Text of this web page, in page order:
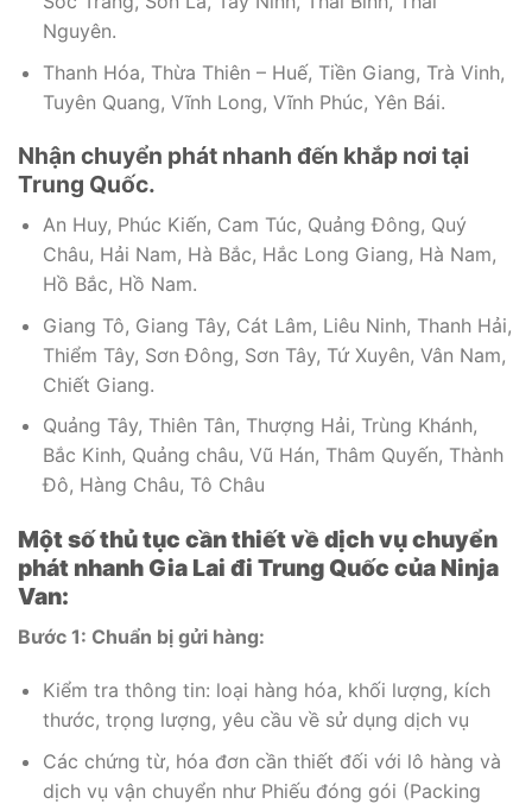
Nguyên.
Thanh Hóa, Thừa Thiên – Huế, Tiền Giang, Trà Vinh,
Tuyên Quang, Vĩnh Long, Vĩnh Phúc, Yên Bái.
Nhận chuyển phát nhanh đến khắp nơi tại
Trung Quốc.
An Huy, Phúc Kiến, Cam Túc, Quảng Đông, Quý
Châu, Hải Nam, Hà Bắc, Hắc Long Giang, Hà Nam,
Hồ Bắc, Hồ Nam.
Giang Tô, Giang Tây, Cát Lâm, Liêu Ninh, Thanh Hải,
Thiểm Tây, Sơn Đông, Sơn Tây, Tứ Xuyên, Vân Nam,
Chiết Giang.
Quảng Tây, Thiên Tân, Thượng Hải, Trùng Khánh,
Bắc Kinh, Quảng châu, Vũ Hán, Thâm Quyến, Thành
Đô, Hàng Châu, Tô Châu
Một số thủ tục cần thiết về dịch vụ chuyển
phát nhanh Gia Lai đi Trung Quốc của Ninja
Van:
Bước 1: Chuẩn bị gửi hàng:
Kiểm tra thông tin: loại hàng hóa, khối lượng, kích
thước, trọng lượng, yêu cầu về sử dụng dịch vụ
Các chứng từ, hóa đơn cần thiết đối với lô hàng và
dịch vụ vận chuyển như Phiếu đóng gói (Packing